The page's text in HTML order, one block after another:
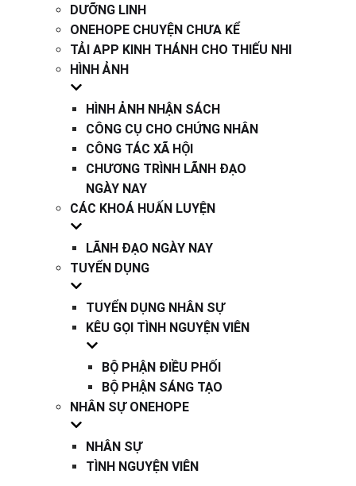
DƯỠNG LINH
ONEHOPE CHUYỆN CHƯA KỂ
TẢI APP KINH THÁNH CHO THIẾU NHI
HÌNH ẢNH
HÌNH ẢNH NHẬN SÁCH
CÔNG CỤ CHO CHỨNG NHÂN
CÔNG TÁC XÃ HỘI
CHƯƠNG TRÌNH LÃNH ĐẠO
NGÀY NAY
CÁC KHOÁ HUẤN LUYỆN
LÃNH ĐẠO NGÀY NAY
TUYỂN DỤNG
TUYỂN DỤNG NHÂN SỰ
KÊU GỌI TÌNH NGUYỆN VIÊN
BỘ PHẬN ĐIỀU PHỐI
BỘ PHẬN SÁNG TẠO
NHÂN SỰ ONEHOPE
NHÂN SỰ
TÌNH NGUYỆN VIÊN